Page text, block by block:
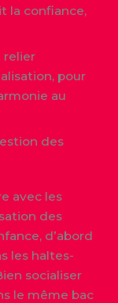
la confiance,
relier
pour
au
des
avec les
des
d’abord
les haltes-
socialiser
le même bac